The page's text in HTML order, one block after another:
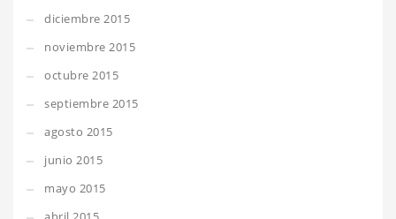
diciembre 2015
noviembre 2015
octubre 2015
septiembre 2015
agosto 2015
junio 2015
mayo 2015